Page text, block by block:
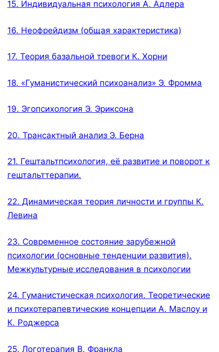
15. Индивидуальная психология А. Адлера
16. Неофрейдизм (общая характеристика)
17. Теория базальной тревоги К. Хорни
18. «Гуманистический психоанализ» Э. Фромма
19. Эгопсихология Э. Эриксона
20. Трансактный анализ Э. Берна
21. Гештальтпсихология, её развитие и поворот к
гештальттерапии.
22. Динамическая теория личности и группы К.
Левина
23. Современное состояние зарубежной
психологии (основные тенденции развития).
Межкультурные исследования в психологии
24. Гуманистическая психология. Теоретические
и психотерапевтические концепции А. Маслоу и
К. Роджерса
25. Логотерапия В. Франкла